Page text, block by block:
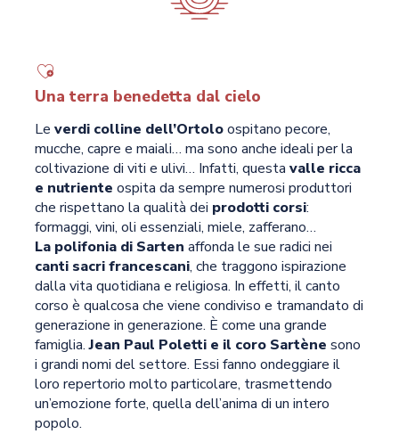
Una terra benedetta dal cielo
Le verdi colline dell’Ortoloospitano pecore,
mucche, capre e maiali… ma sono anche ideali per la
coltivazione di viti e ulivi… Infatti, questa valle ricca
e nutriente ospita da sempre numerosi produttori
che rispettano la qualità dei prodotti corsi:
formaggi, vini, oli essenziali, miele, zafferano…
La polifonia di Sarten affonda le sue radici nei
canti sacri francescani, che traggono ispirazione
dalla vita quotidiana e religiosa. In effetti, il canto
corso è qualcosa che viene condiviso e tramandato di
generazione in generazione. È come una grande
famiglia.Jean Paul Poletti e il coro Sartène sono
i grandi nomi del settore. Essi fanno ondeggiare il
loro repertorio molto particolare, trasmettendo
un’emozione forte, quella dell’anima di un intero
popolo.